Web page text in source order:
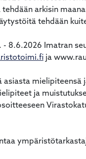
arkisin
tehdään
- 8.6.2026 Imatran
ja
asiasta
ja